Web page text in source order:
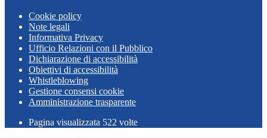
Cookie policy
Note legali
Informativa Privacy
Ufficio Relazioni con il Pubblico
Dichiarazione di accessibilità
Obiettivi di accessibilità
Whistleblowing
Gestione consensi cookie
Amministrazione trasparente
Pagina visualizzata 522 volte